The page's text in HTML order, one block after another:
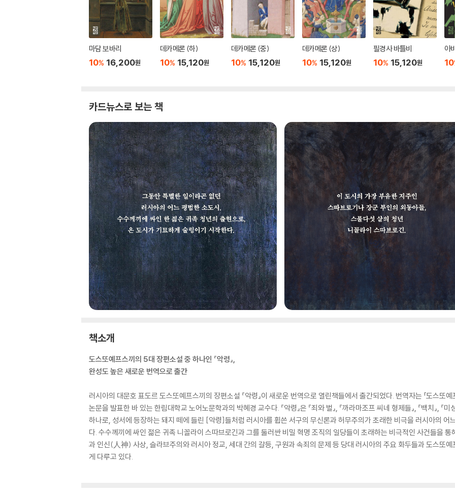
마담 보바리
10% 16,200원
데카메론 (하)
10% 15,120원
데카메론 (중)
10% 15,120원
데카메론 (상)
10% 15,120원
필경사 바틀비
10% 15,120원
아
10
카드뉴스로 보는 책
책소개
도스또예프스끼의 5대 장편소설 중 하나인 『악령』,
완성도 높은 새로운 번역으로 출간
러시아의 대문호 표도르 도스또예프스끼의 장편소설 『악령』이 새로운 번역으로 열린책들에서 출간되었다. 번역자는 「도스또예
논문을 발표한 바 있는 한림대학교 노어노문학과의 박혜경 교수다. 『악령』은 『죄와 벌』, 『까라마조프 씨네 형제들』, 『백치』,
하나로, 성서에 등장하는 돼지 떼에 들린 [악령]들처럼 러시아를 휩쓴 서구의 무신론과 허무주의가 초래한 비극을 러시아의 어
다. 수수께끼에 싸인 젊은 귀족 니꼴라이 스따브로긴과 그를 둘러싼 비밀 혁명 조직의 일당들이 초래하는 비극적인 사건들을
과 인신(人神) 사상, 슬라브주의와 러시아 정교, 세대 간의 갈등, 구원과 속죄의 문제 등 당대 러시아의 주요 화두들과 도스또
게 다루고 있다.